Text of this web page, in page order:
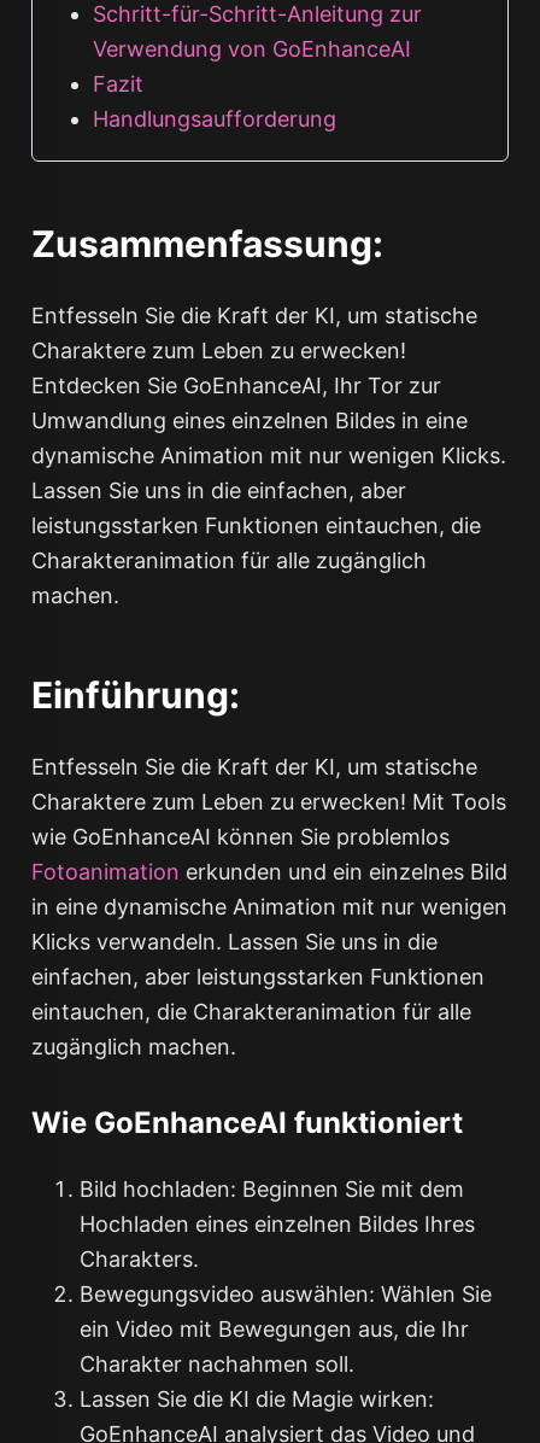
Schritt-für-Schritt-Anleitung zur
Verwendung von GoEnhanceAI
Fazit
Handlungsaufforderung
Zusammenfassung:
Entfesseln Sie die Kraft der KI, um statische
Charaktere zum Leben zu erwecken!
Entdecken Sie GoEnhanceAI, Ihr Tor zur
Umwandlung eines einzelnen Bildes in eine
dynamische Animation mit nur wenigen Klicks.
Lassen Sie uns in die einfachen, aber
leistungsstarken Funktionen eintauchen, die
Charakteranimation für alle zugänglich
machen.
Einführung:
Entfesseln Sie die Kraft der KI, um statische
Charaktere zum Leben zu erwecken! Mit Tools
wie GoEnhanceAI können Sie problemlos
Fotoanimation erkunden und ein einzelnes Bild
in eine dynamische Animation mit nur wenigen
Klicks verwandeln. Lassen Sie uns in die
einfachen, aber leistungsstarken Funktionen
eintauchen, die Charakteranimation für alle
zugänglich machen.
Wie GoEnhanceAI funktioniert
Bild hochladen: Beginnen Sie mit dem
Hochladen eines einzelnen Bildes Ihres
Charakters.
Bewegungsvideo auswählen: Wählen Sie
ein Video mit Bewegungen aus, die Ihr
Charakter nachahmen soll.
Lassen Sie die KI die Magie wirken:
GoEnhanceAI analysiert das Video und